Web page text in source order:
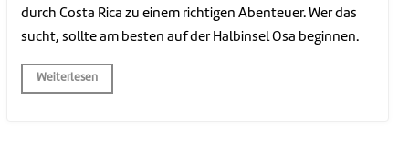
durch Costa Rica zu einem richtigen Abenteuer. Wer das
sucht, sollte am besten auf der Halbinsel Osa beginnen.
Weiterlesen